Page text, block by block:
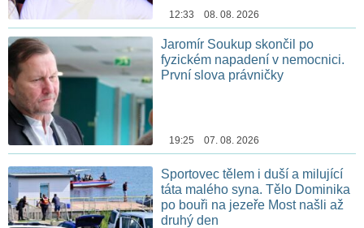
12:33 08. 08. 2026
Jaromír Soukup skončil po
fyzickém napadení v nemocnici.
První slova právničky
19:25 07. 08. 2026
Sportovec tělem i duší a milující
táta malého syna. Tělo Dominika
po bouři na jezeře Most našli až
druhý den